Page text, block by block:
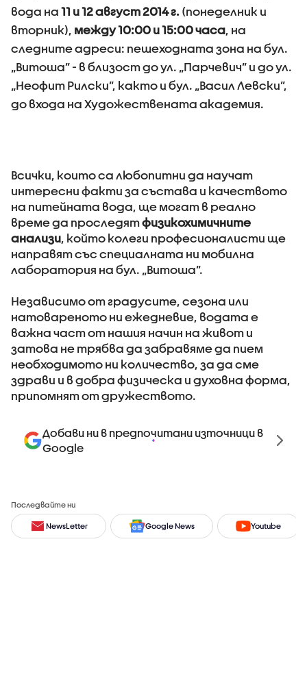
вода на 11 и 12 август 2014 г. (понеделник и
вторник), между 10:00 и 15:00 часа, на
следните адреси: пешеходната зона на бул.
„Витоша” - в близост до ул. „Парчевич” и до ул.
„Неофит Рилски”, както и бул. „Васил Левски”,
до входа на Художествената академия.
Всички, които са любопитни да научат
интересни факти за състава и качеството
на питейната вода, ще могат в реално
време да проследятфизикохимичните
анализи, който колеги професионалисти ще
направят със специалната ни мобилна
лаборатория на бул. „Витоша”.
Независимо от градусите, сезона или
натовареното ни ежедневие, водата е
важна част от нашия начин на живот и
затова не трябва да забравяме да пием
необходимото ни количество, за да сме
здрави и в добра физическа и духовна форма,
припомнят от дружеството.
Добави ни в предпочитани източници в
Google
Последвайте ни
NewsLetter Google News Youtube